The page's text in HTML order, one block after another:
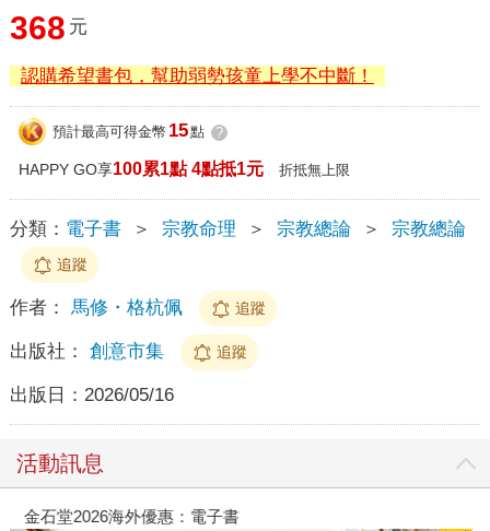
368 元
認購希望書包，幫助弱勢孩童上學不中斷！
預計最高可得金幣 15點 ?
HAPPY GO享100累1點 4點抵1元 折抵無上限
分類： 電子書 ＞ 宗教命理 ＞ 宗教總論 ＞ 宗教總論
追蹤
作者： 馬修・格杭佩 追蹤
出版社： 創意市集 追蹤
出版日： 2026/05/16
活動訊息
金石堂2026海外優惠：電子書